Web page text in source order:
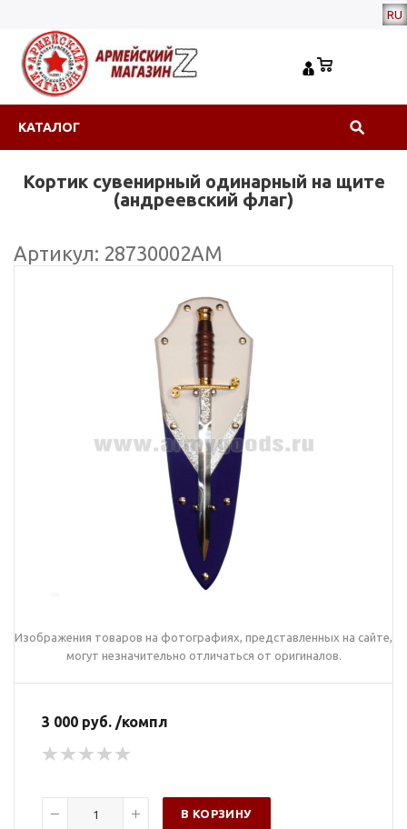
RU
КАТАЛОГ
Кортик сувенирный одинарный на щите
(андреевский флаг)
Артикул: 28730002АМ
Изображения товаров на фотографиях, представленных на сайте,
могут незначительно отличаться от оригиналов.
3 000 руб. /компл
В КОРЗИНУ